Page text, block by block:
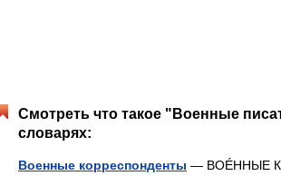
Смотреть что такое "Военные
словарях:
Военные корреспонденты — ВОÉННЫЕ